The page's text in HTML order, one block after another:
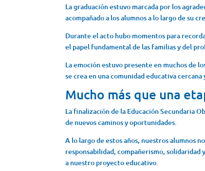
La graduación estuvo marcada por los
acompañado a los alumnos a lo largo de su
Durante el acto hubo momentos para
el papel fundamental de las familias y del
La emoción estuvo presente en muchos de
se crea en una comunidad educativa
Mucho más que una
La finalización de la Educación Secundaria
de nuevos caminos y oportunidades.
A lo largo de estos años, nuestros alumnos
responsabilidad, compañerismo,
a nuestro proyecto educativo.